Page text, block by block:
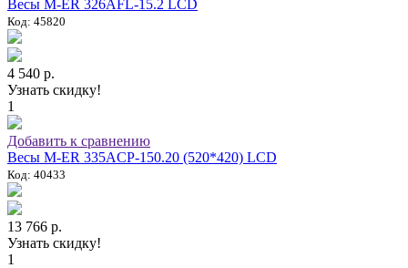
Весы M-ER 326AFL-15.2 LCD
Код: 45820
4 540 р.
Узнать скидку!
1
Добавить к сравнению
Весы M-ER 335ACP-150.20 (520*420) LCD
Код: 40433
13 766 р.
Узнать скидку!
1